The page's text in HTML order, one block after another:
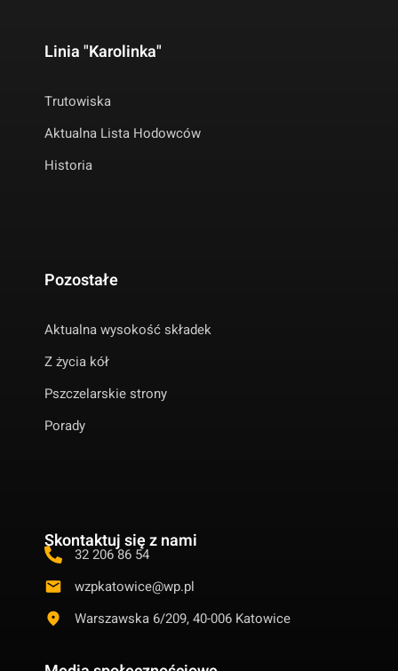
Linia "Karolinka"
Trutowiska
Aktualna Lista Hodowców
Historia
Pozostałe
Aktualna wysokość składek
Z życia kół
Pszczelarskie strony
Porady
Skontaktuj się z nami
32 206 86 54
wzpkatowice@wp.pl
Warszawska 6/209, 40-006 Katowice